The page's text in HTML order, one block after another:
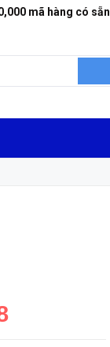
mã hàng có sẵn